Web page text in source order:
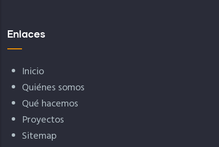
Enlaces
Inicio
Quiénes somos
Qué hacemos
Proyectos
Sitemap